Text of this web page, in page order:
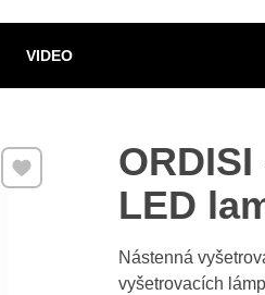
VIDEO
LED
Nástenná
vyšetrovacích
Pridať k Obľúbeným